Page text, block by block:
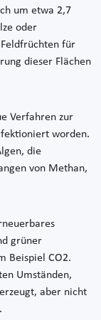
um etwa 2,7
oder
für
dieser Flächen
Verfahren zur
worden.
die
von Methan,
grüner
Beispiel CO2.
Umständen,
aber nicht